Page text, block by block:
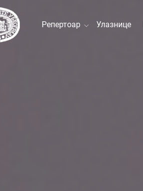
Репертоар Улазнице